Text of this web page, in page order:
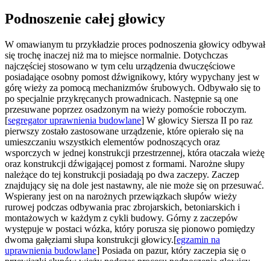
Podnoszenie całej głowicy
W omawianym tu przykładzie proces podnoszenia głowicy odbywał
się trochę inaczej niż ma to miejsce normalnie. Dotychczas
najczęściej stosowano w tym celu urządzenia dwuczęściowe
posiadające osobny pomost dźwignikowy, który wypychany jest w
górę wieży za pomocą mechanizmów śrubowych. Odbywało się to
po specjalnie przykręcanych prowadnicach. Następnie są one
przesuwane poprzez osadzonym na wieży pomoście roboczym.
[segregator uprawnienia budowlane] W głowicy Siersza II po raz
pierwszy zostało zastosowane urządzenie, które opierało się na
umieszczaniu wszystkich elementów podnoszących oraz
wsporczych w jednej konstrukcji przestrzennej, która otaczała wieżę
oraz konstrukcji dźwigającej pomost z formami. Narożne słupy
należące do tej konstrukcji posiadają po dwa zaczepy. Zaczep
znajdujący się na dole jest nastawny, ale nie może się on przesuwać.
Wspierany jest on na narożnych przewiązkach słupów wieży
rurowej podczas odbywania prac zbrojarskich, betoniarskich i
montażowych w każdym z cykli budowy. Górny z zaczepów
występuje w postaci wózka, który porusza się pionowo pomiędzy
dwoma gałęziami słupa konstrukcji głowicy.[egzamin na
uprawnienia budowlane] Posiada on pazur, który zaczepia się o